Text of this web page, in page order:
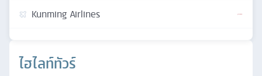
ไฮไลท์ทัวร์
Kunming Airlines